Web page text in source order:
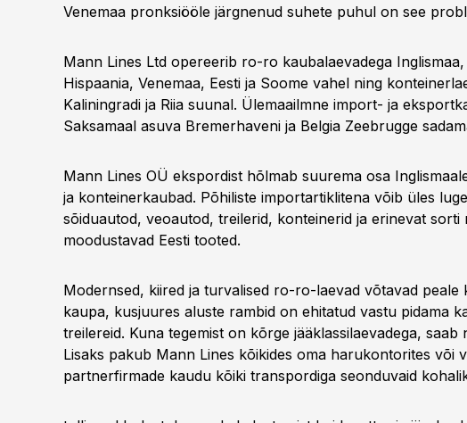
Venemaa pronksiööle järgnenud suhete puhul on see
Mann Lines Ltd opereerib ro-ro kaubalaevadega
Hispaania, Venemaa, Eesti ja Soome vahel ning
Kaliningradi ja Riia suunal. Ülemaailmne import- ja
Saksamaal asuva Bremerhaveni ja Belgia Zeebrugge
Mann Lines OÜ ekspordist hõlmab suurema osa
ja konteinerkaubad. Põhiliste importartiklitena võib üles
sõiduautod, veoautod, treilerid, konteinerid ja erinevat sorti
moodustavad Eesti tooted.
Modernsed, kiired ja turvalised ro-ro-laevad võtavad peale
kaupa, kusjuures aluste rambid on ehitatud vastu pidama
treilereid. Kuna tegemist on kõrge jääklassilaevadega, saab
Lisaks pakub Mann Lines kõikides oma harukontorites või
partnerfirmade kaudu kõiki transpordiga seonduvaid